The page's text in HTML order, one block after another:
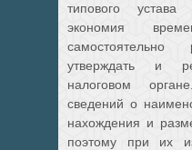
типового
экономия
самостоятельно
утверждать и
налоговом
сведений о
нахождения и
поэтому при их